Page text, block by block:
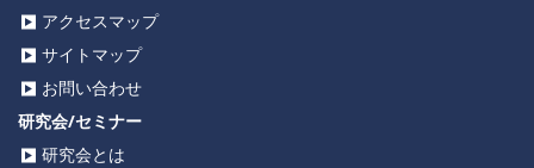
アクセスマップ
サイトマップ
お問い合わせ
研究会/セミナー
研究会とは